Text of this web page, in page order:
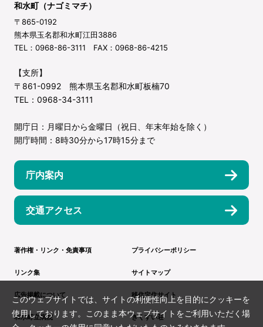
和水町（ナゴミマチ）
〒865-0192
熊本県玉名郡和水町江田3886
TEL：0968-86-3111 FAX：0968-86-4215
【支所】
〒861-0992 熊本県玉名郡和水町板楠70
TEL：0968-34-3111
開庁日：月曜日から金曜日（祝日、年末年始を除く）
開庁時間：8時30分から17時15分まで
庁内案内
交通アクセス
著作権・リンク・免責事項 プライバシーポリシー
リンク集 サイトマップ
広告掲載について 移住定住サイト
和水町立病院 きくすい荘
このウェブサイトでは、サイトの利便性向上を目的にクッキーを
使用しております。このまま本ウェブサイトをご利用いただく場